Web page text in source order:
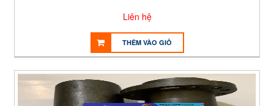
Liên hệ
THÊM VÀO GIỎ